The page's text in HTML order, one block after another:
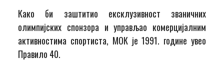
Како би заштитио ексклузивност званичних
олимпијских спонзора и управљао комерцијалним
активностима спортиста, МОК је 1991. године увео
Правило 40.